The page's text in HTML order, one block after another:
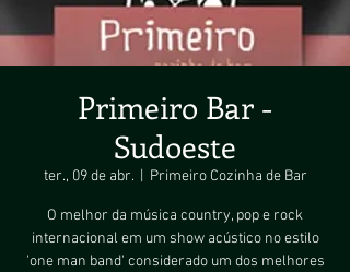
Primeiro Bar -
Sudoeste
ter., 09 de abr.
  |
Primeiro Cozinha de Bar
O melhor da música country, pop e rock
internacional em um show acústico no estilo
'one man band' considerado um dos melhores